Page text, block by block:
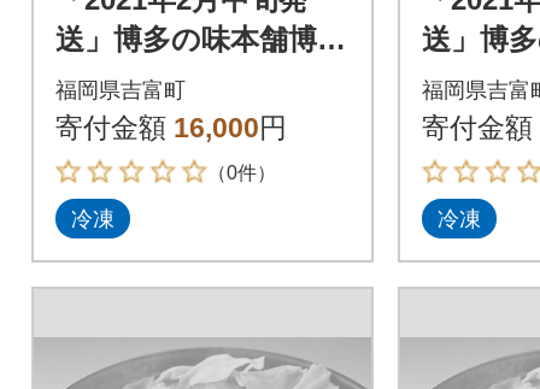
送」博多の味本舗博多
もつ鍋黄金のだしぽ
ん酢セットと辛子明
太子500g_吉富町
福岡県吉富町
寄付金額 16,000円
（0件）
冷凍
送」博
もつ鍋
ん酢セ
太子
福岡県吉富
寄付金額
冷凍